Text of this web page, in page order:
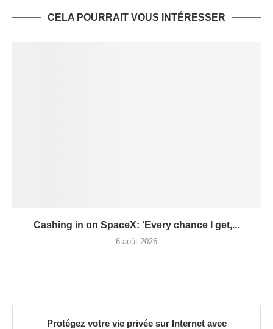
CELA POURRAIT VOUS INTÉRESSER
Cashing in on SpaceX: ‘Every chance I get,...
6 août 2026
Protégez votre vie privée sur Internet avec